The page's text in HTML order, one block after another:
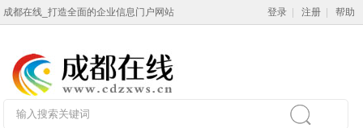
成都在线_打造全面的企业信息门户网站 登录 注册 帮助